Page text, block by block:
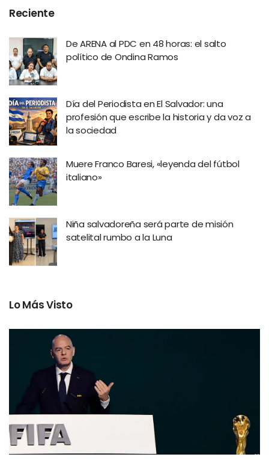
Reciente
De ARENA al PDC en 48 horas: el salto
político de Ondina Ramos
Día del Periodista en El Salvador: una
profesión que escribe la historia y da voz a
la sociedad
Muere Franco Baresi, «leyenda del fútbol
italiano»
Niña salvadoreña será parte de misión
satelital rumbo a la Luna
Lo Más Visto